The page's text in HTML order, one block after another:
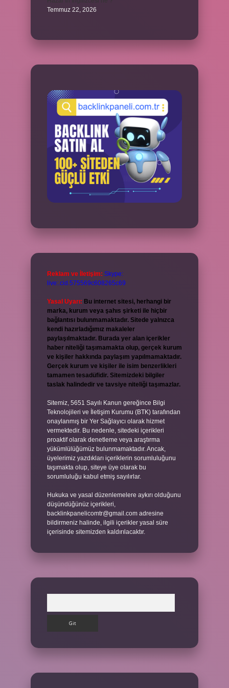
Temmuz 22, 2026
Reklam ve İletişim: Skype:
live:.cid.575569c608265c69
Yasal Uyarı: Bu internet sitesi, herhangi bir
marka, kurum veya şahıs şirketi ile hiçbir
bağlantısı bulunmamaktadır. Sitede yalnızca
kendi hazırladığımız makaleler
paylaşılmaktadır. Burada yer alan içerikler
haber niteliği taşımamakta olup, gerçek kurum
ve kişiler hakkında paylaşım yapılmamaktadır.
Gerçek kurum ve kişiler ile isim benzerlikleri
tamamen tesadüfidir. Sitemizdeki bilgiler
taslak halindedir ve tavsiye niteliği taşımazlar.
Sitemiz, 5651 Sayılı Kanun gereğince Bilgi
Teknolojileri ve İletişim Kurumu (BTK) tarafından
onaylanmış bir Yer Sağlayıcı olarak hizmet
vermektedir. Bu nedenle, sitedeki içerikleri
proaktif olarak denetleme veya araştırma
yükümlülüğümüz bulunmamaktadır. Ancak,
üyelerimiz yazdıkları içeriklerin sorumluluğunu
taşımakta olup, siteye üye olarak bu
sorumluluğu kabul etmiş sayılırlar.
Hukuka ve yasal düzenlemelere aykırı olduğunu
düşündüğünüz içerikleri,
backlinkpanelicomtr@gmail.com adresine
bildirmeniz halinde, ilgili içerikler yasal süre
içerisinde sitemizden kaldırılacaktır.